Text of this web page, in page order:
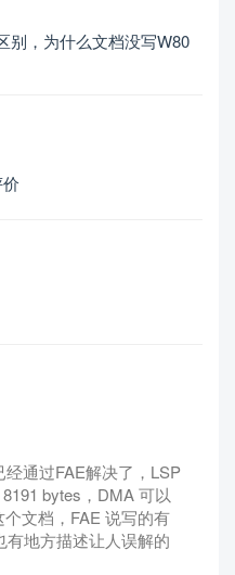
别，为什么文档没写W80
通过FAE解决了，LSP
bytes，DMA 可以
文档，FAE 说写的有
有地方描述让人误解的